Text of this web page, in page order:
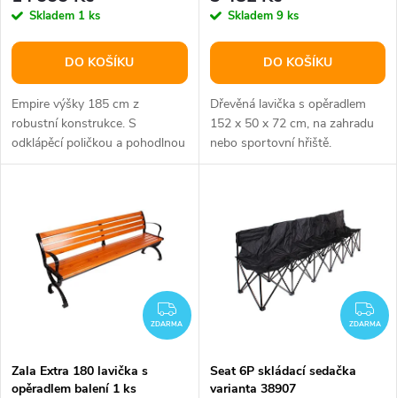
o
d
u
r
o
d
u
Skladem 1 ks
DO KOŠÍKU
Empire výšky 185 cm z
robustní konstrukce. S
odklápěcí poličkou a pohodlnou
sedačkou.
Skladem 9 ks
DO KOŠÍKU
Dřevěná lavička s opěradlem
152 x 50 x 72 cm, na zahradu
nebo sportovní hřiště.
ZDARMA
ZDARMA
Zala Extra 180 lavička s
opěradlem balení 1 ks
ZDARMA
Seat 6P skládací sedačka
varianta 38907